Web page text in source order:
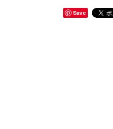
Save